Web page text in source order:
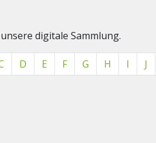
digitale Sammlung.
D E F G H I J